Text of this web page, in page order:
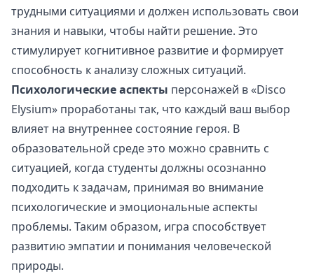
трудными ситуациями и должен использовать свои
знания и навыки, чтобы найти решение. Это
стимулирует когнитивное развитие и формирует
способность к анализу сложных ситуаций.
Психологические аспекты персонажей в «Disco
Elysium» проработаны так, что каждый ваш выбор
влияет на внутреннее состояние героя. В
образовательной среде это можно сравнить с
ситуацией, когда студенты должны осознанно
подходить к задачам, принимая во внимание
психологические и эмоциональные аспекты
проблемы. Таким образом, игра способствует
развитию эмпатии и понимания человеческой
природы.